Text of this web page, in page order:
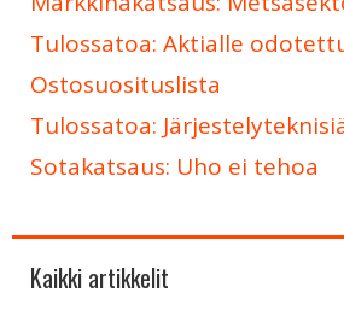
Tulossatoa: Aktialle
Ostosuosituslista
Tulossatoa:
Sotakatsaus: Uho ei tehoa
Kaikki artikkelit